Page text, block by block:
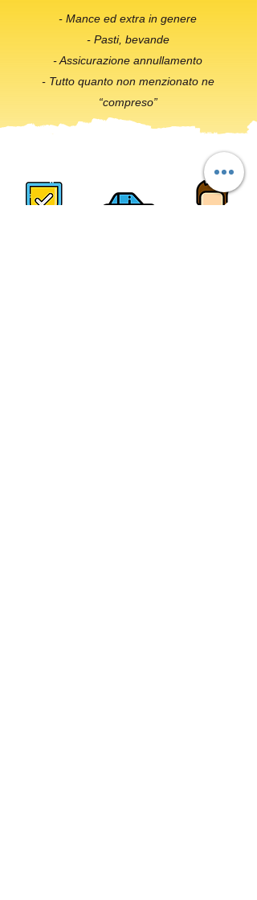
- Mance ed extra in genere
- Pasti, bevande
- Assicurazione annullamento
- Tutto quanto non menzionato ne
“compreso”